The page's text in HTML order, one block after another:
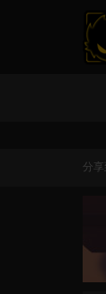
分享